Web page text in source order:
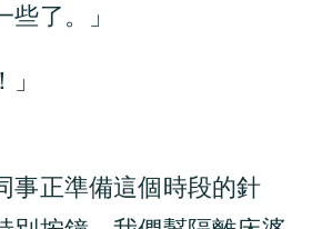
了。」
事正準備這個時段的針